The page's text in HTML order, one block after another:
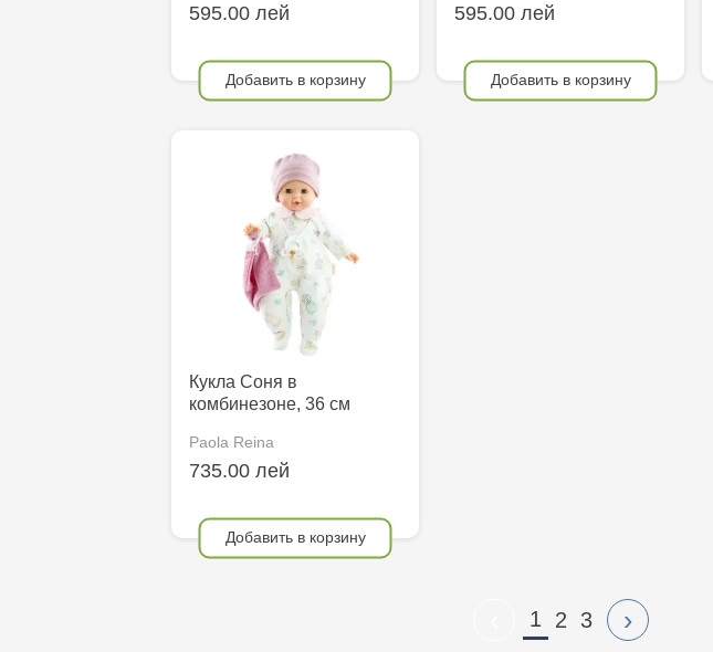
595.00 лей
Добавить в корзину
595.00 лей
Добавить в корзину
Кукла Соня в
комбинезоне, 36 см
Paola Reina
735.00 лей
Добавить в корзину
1 2 3 ›